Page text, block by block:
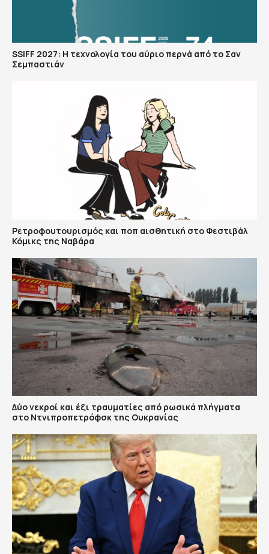
SSIFF 2027: Η τεχνολογία του αύριο περνά από το Σαν
Σεμπαστιάν
Ρετροφουτουρισμός και ποπ αισθητική στο Φεστιβάλ
Κόμικς της Ναβάρα
Δύο νεκροί και έξι τραυματίες από ρωσικά πλήγματα
στο Ντνιπροπετρόφσκ της Ουκρανίας